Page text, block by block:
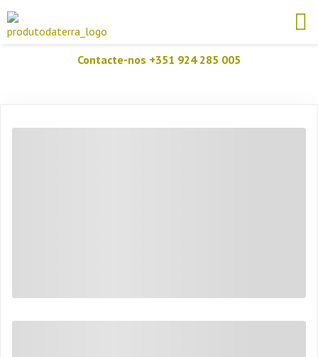
Contacte-nos +351 924 285 005